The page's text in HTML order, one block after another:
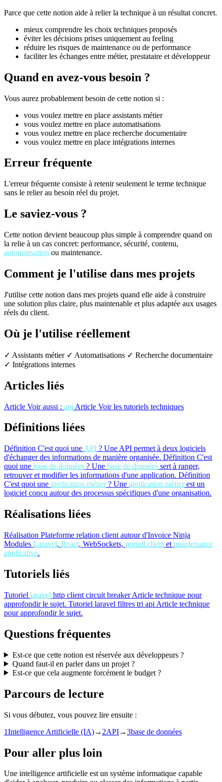
Parce que cette notion aide à relier la technique à un résultat concret.
mieux comprendre les choix techniques proposés
éviter les décisions prises uniquement au feeling
réduire les risques de maintenance ou de performance
faciliter les échanges entre métier, prestataire et développeur
Quand en avez-vous besoin ?
Vous aurez probablement besoin de cette notion si :
vous voulez mettre en place assistants métier
vous voulez mettre en place automatisations
vous voulez mettre en place recherche documentaire
vous voulez mettre en place intégrations internes
Erreur fréquente
L'erreur fréquente consiste à retenir seulement le terme technique
sans le relier au besoin réel du projet.
Le saviez-vous ?
Cette notion devient beaucoup plus simple à comprendre quand on
la relie à un cas concret: performance, sécurité, contenu,
automatisation ou maintenance.
Comment je l'utilise dans mes projets
J'utilise cette notion dans mes projets quand elle aide à construire
une solution plus claire, plus maintenable et plus adaptée aux usages
réels du client.
Où je l'utilise réellement
✓ Assistants métier ✓ Automatisations ✓ Recherche documentaire
✓ Intégrations internes
Articles liés
Article Voir aussi : api Article Voir les tutoriels techniques
Définitions liées
Définition C'est quoi une API ? Une API permet à deux logiciels
d'échanger des informations de manière organisée. Définition C'est
quoi une base de données ? Une base de données sert à ranger,
retrouver et modifier les informations d'une application. Définition
C'est quoi une application métier? Une application métierest un
logiciel conçu autour des processus spécifiques d'une organisation.
Réalisations liées
Réalisation Plateforme relation client autour d'Invoice Ninja
Modules Laravel, React, WebSockets, portail client et maintenance
applicative.
Tutoriels liés
Tutoriel laravel http client circuit breaker Article technique pour
approfondir le sujet. Tutoriel laravel filtres tri api Article technique
pour approfondir le sujet.
Questions fréquentes
Est-ce que cette notion est réservée aux développeurs ?
Quand faut-il en parler dans un projet ?
Est-ce que cela augmente forcément le budget ?
Parcours de lecture
Si vous débutez, vous pouvez lire ensuite :
1Intelligence Artificielle (IA)→ 2API→3base de données
Pour aller plus loin
Une intelligence artificielle est un système informatique capable